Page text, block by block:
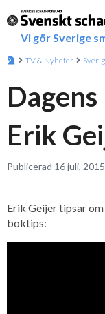
Vi gör Sverige
TV & Nyheter
Erik
Publicerad 16 juli,
Erik Geijer tipsar om
boktips: